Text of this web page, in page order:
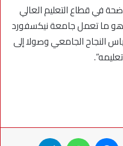
في قطاع التعليم العالي
ما تعمل جامعة نيكسفورد
النجاح الجامعي وصولا إلى
سكايب ماسنجر واتساب